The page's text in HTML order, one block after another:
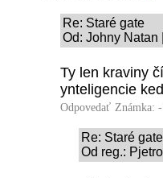
Re: Staré gate
Od: Johny Natan
Ty len kraviny
ynteligencie
Odpovedať Známka:
Re: Staré gate
Od reg.: